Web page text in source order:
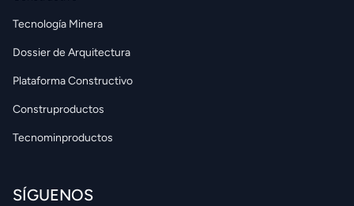
Tecnología Minera
Dossier de Arquitectura
Plataforma Constructivo
Construproductos
Tecnominproductos
SÍGUENOS